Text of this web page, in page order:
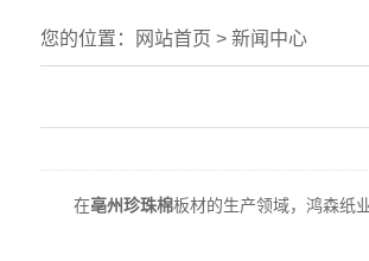
您的位置： 网站首页 > 新闻中心
在亳州珍珠棉板材的生产领域，鸿森纸